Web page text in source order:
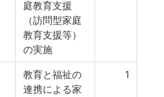
庭教育支援
（訪問型家庭
教育支援等）
の実施
教育と福祉の
連携による家
1